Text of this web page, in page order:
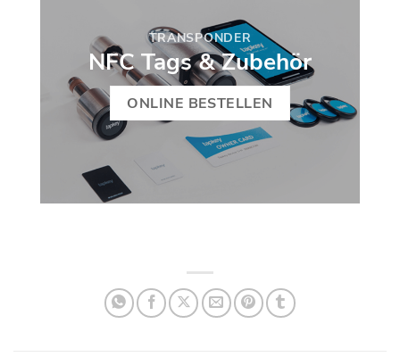
TRANSPONDER
NFC Tags & Zubehör
ONLINE BESTELLEN